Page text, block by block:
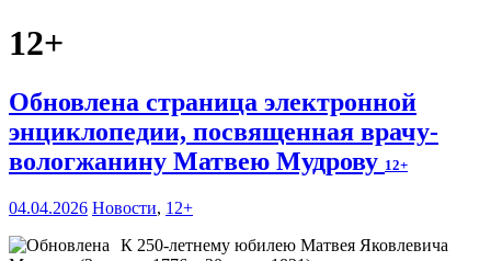
12+
Обновлена страница электронной
энциклопедии, посвященная врачу-
вологжанину Матвею Мудрову 12+
04.04.2026 Новости, 12+
К 250-летнему юбилею Матвея Яковлевича